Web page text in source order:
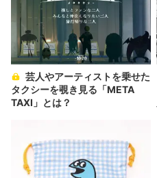
タクシーを覗き見る「META
TAXI」とは？